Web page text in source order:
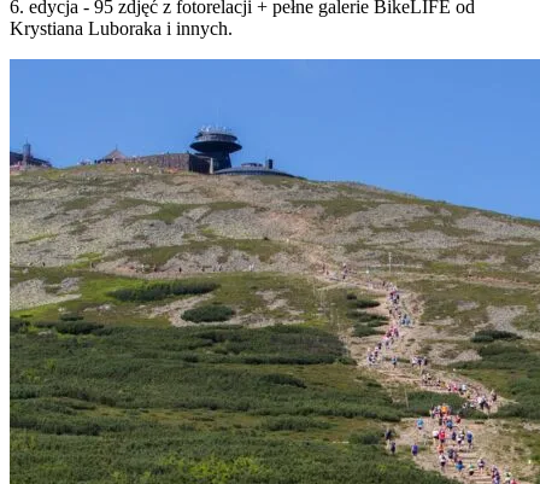
6. edycja - 95 zdjęć z fotorelacji + pełne galerie BikeLIFE od
Krystiana Luboraka i innych.